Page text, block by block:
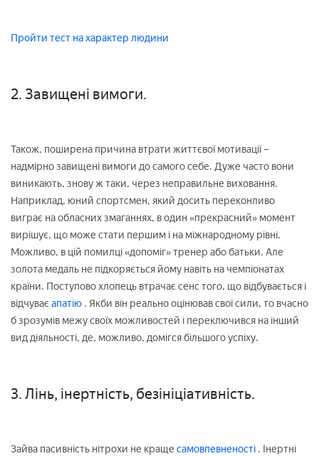
Пройти тест на характер людини
2. Завищені вимоги.
Також, поширена причина втрати життєвої мотивації –
надмірно завищені вимоги до самого себе. Дуже часто вони
виникають, знову ж таки, через неправильне виховання.
Наприклад, юний спортсмен, який досить переконливо
виграє на обласних змаганнях, в один «прекрасний» момент
вирішує, що може стати першим і на міжнародному рівні.
Можливо, в цій помилці «допоміг» тренер або батьки. Але
золота медаль не підкоряється йому навіть на чемпіонатах
країни. Поступово хлопець втрачає сенс того, що відбувається і
відчуває апатію . Якби він реально оцінював свої сили, то вчасно
б зрозумів межу своїх можливостей і переключився на інший
вид діяльності, де, можливо, домігся більшого успіху.
3. Лінь, інертність, безініціативність.
Зайва пасивність нітрохи не краще самовпевненості . Інертні